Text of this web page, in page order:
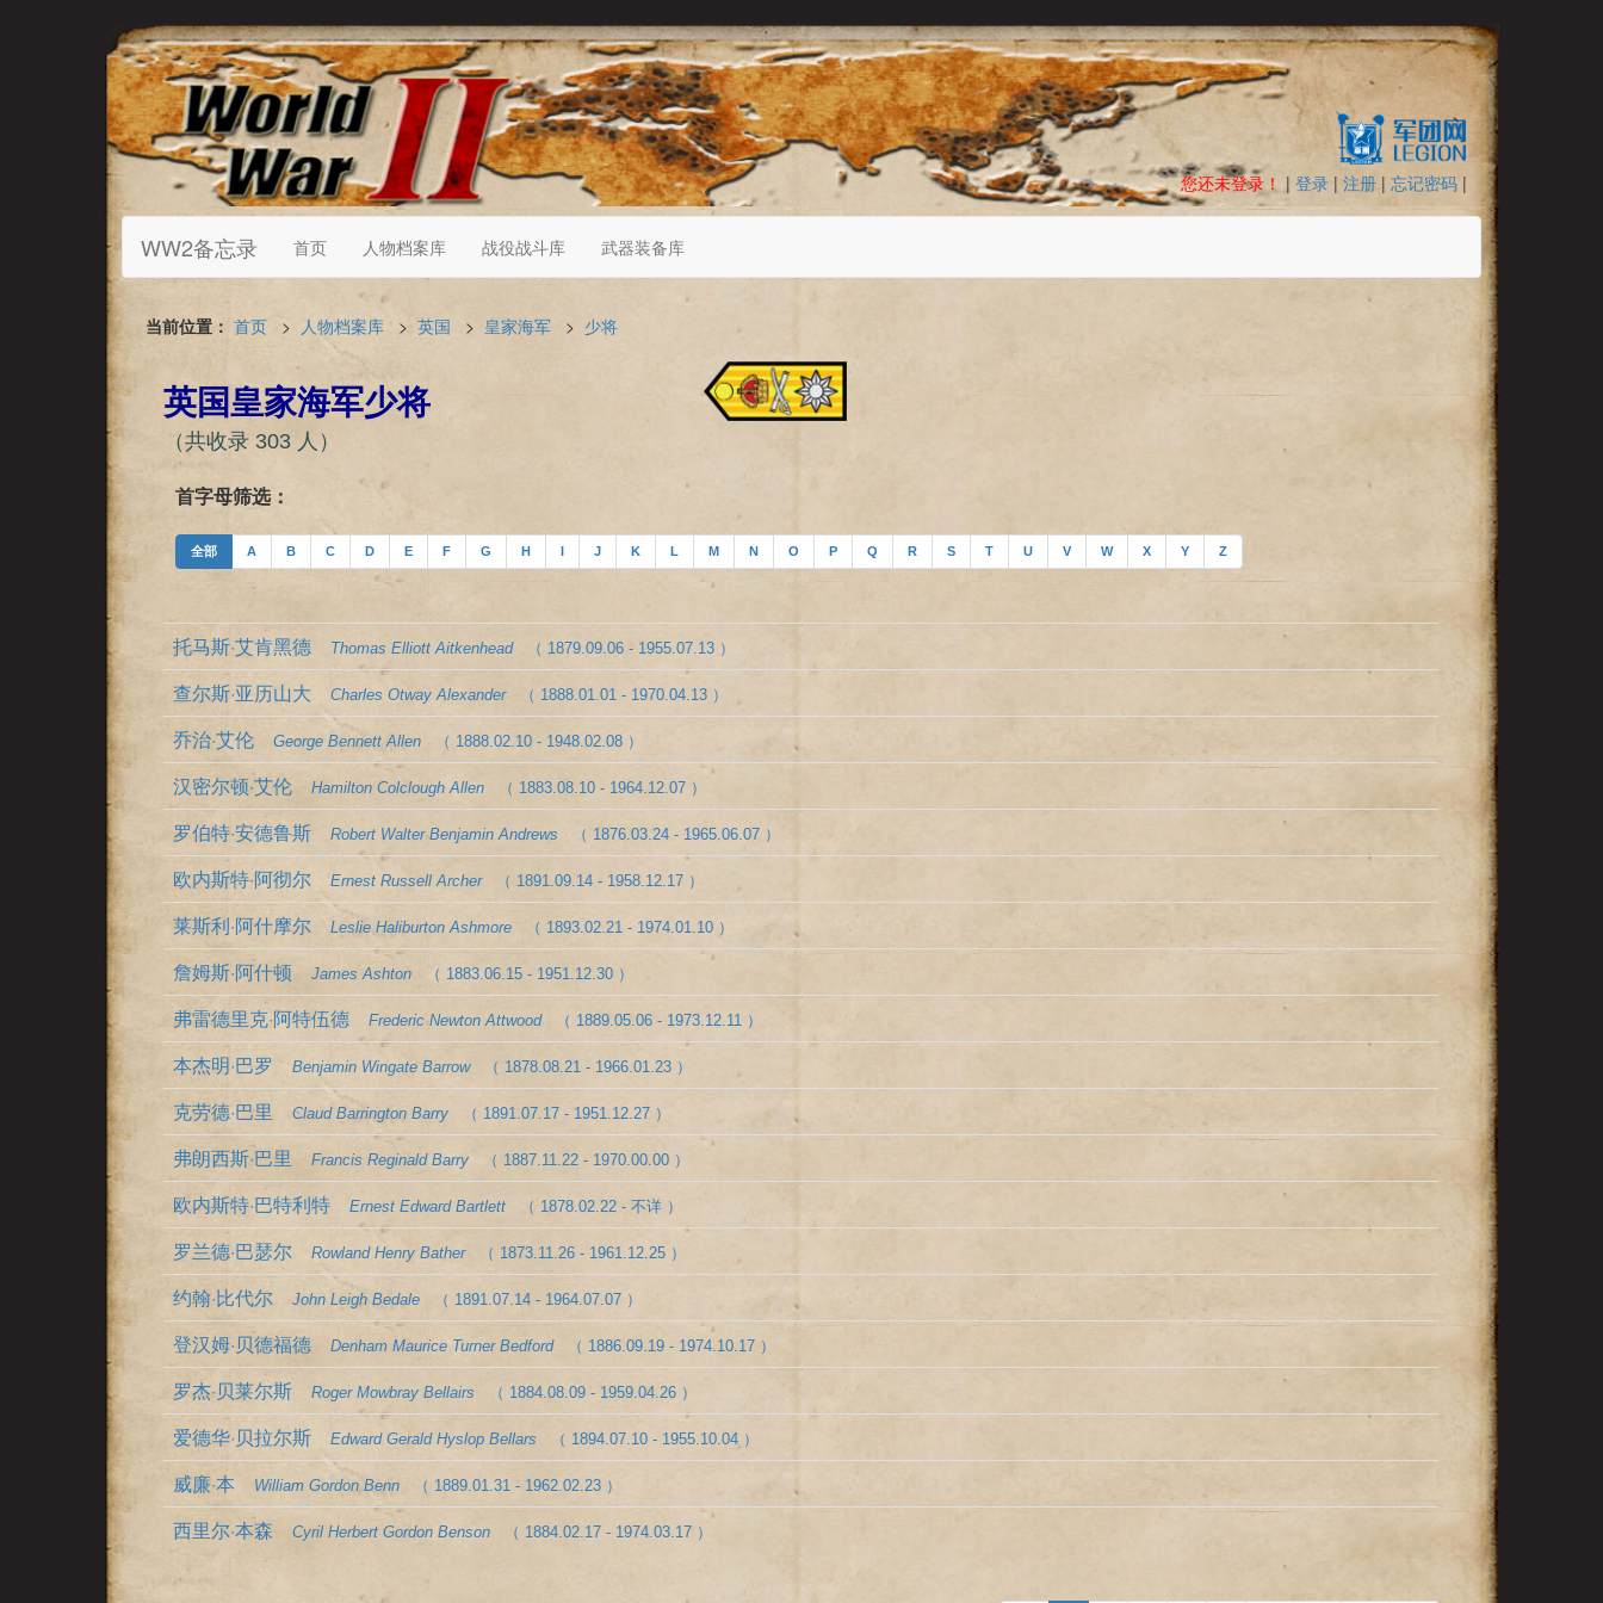
您还未登录！ | 登录 | 注册 | 忘记密码 |
WW2备忘录 首页 人物档案库 战役战斗库 武器装备库
当前位置： 首页 > 人物档案库 > 英国 > 皇家海军 > 少将
英国皇家海军少将
（共收录 303 人）
首字母筛选：
全部 A B C D E F G H I J K L M N O P Q R S T U V W X Y Z
托马斯·艾肯黑德 Thomas Elliott Aitkenhead （ 1879.09.06 - 1955.07.13 ）
查尔斯·亚历山大Charles Otway Alexander （ 1888.01.01 - 1970.04.13 ）
乔治·艾伦George Bennett Allen （ 1888.02.10 - 1948.02.08 ）
汉密尔顿·艾伦Hamilton Colclough Allen （ 1883.08.10 - 1964.12.07 ）
罗伯特·安德鲁斯Robert Walter Benjamin Andrews （ 1876.03.24 - 1965.06.07 ）
欧内斯特·阿彻尔Ernest Russell Archer （ 1891.09.14 - 1958.12.17 ）
莱斯利·阿什摩尔Leslie Haliburton Ashmore （ 1893.02.21 - 1974.01.10 ）
詹姆斯·阿什顿James Ashton （ 1883.06.15 - 1951.12.30 ）
弗雷德里克·阿特伍德Frederic Newton Attwood （ 1889.05.06 - 1973.12.11 ）
本杰明·巴罗Benjamin Wingate Barrow （ 1878.08.21 - 1966.01.23 ）
克劳德·巴里Claud Barrington Barry （ 1891.07.17 - 1951.12.27 ）
弗朗西斯·巴里Francis Reginald Barry （ 1887.11.22 - 1970.00.00 ）
欧内斯特·巴特利特Ernest Edward Bartlett （ 1878.02.22 - 不详 ）
罗兰德·巴瑟尔Rowland Henry Bather （ 1873.11.26 - 1961.12.25 ）
约翰·比代尔John Leigh Bedale （ 1891.07.14 - 1964.07.07 ）
登汉姆·贝德福德Denham Maurice Turner Bedford （ 1886.09.19 - 1974.10.17 ）
罗杰·贝莱尔斯Roger Mowbray Bellairs （ 1884.08.09 - 1959.04.26 ）
爱德华·贝拉尔斯Edward Gerald Hyslop Bellars （ 1894.07.10 - 1955.10.04 ）
威廉·本 William Gordon Benn （ 1889.01.31 - 1962.02.23 ）
西里尔·本森Cyril Herbert Gordon Benson （ 1884.02.17 - 1974.03.17 ）